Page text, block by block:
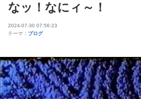
なッ！なにィ～！
2024-07-30 07:56:23
テーマ： ブログ